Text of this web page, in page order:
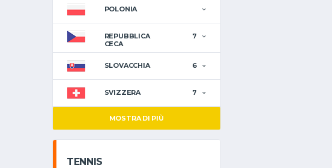
POLONIA
REPUBBLICA
CECA
7
SLOVACCHIA 6
SVIZZERA 7
MOSTRA DI PIÙ
TENNIS